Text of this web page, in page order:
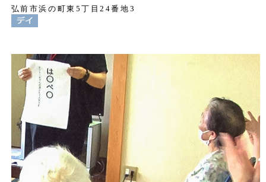
弘前市浜の町東5丁目24番地3